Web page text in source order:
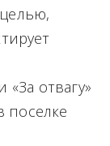
отвагу»
поселке